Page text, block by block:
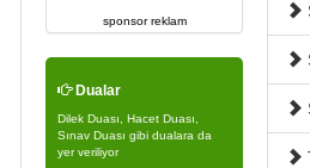
sponsor reklam
Dualar
Dilek Duası, Hacet Duası,
Sınav Duası gibi dualara da
yer veriliyor